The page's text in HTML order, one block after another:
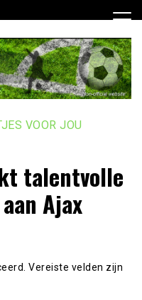
VOOR JOU
talentvolle
Ajax
Vereiste velden zijn